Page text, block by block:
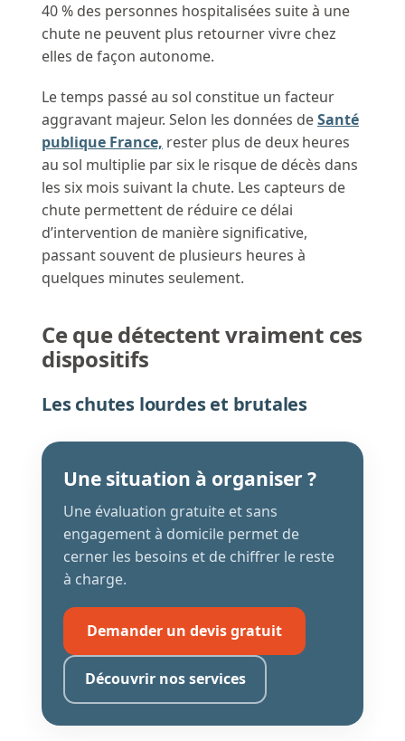
40 % des personnes hospitalisées suite à une
chute ne peuvent plus retourner vivre chez
elles de façon autonome.
Le temps passé au sol constitue un facteur
aggravant majeur. Selon les données deSanté
publique France, rester plus de deux heures
au sol multiplie par six le risque de décès dans
les six mois suivant la chute. Les capteurs de
chute permettent de réduire ce délai
d’intervention de manière significative,
passant souvent de plusieurs heures à
quelques minutes seulement.
Ce que détectent vraiment ces
dispositifs
Les chutes lourdes et brutales
Une situation à organiser ?
Une évaluation gratuite et sans
engagement à domicile permet de
cerner les besoins et de chiffrer le reste
à charge.
Demander un devis gratuit
Découvrir nos services